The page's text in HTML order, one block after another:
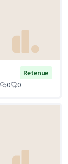
Retenue
0 0